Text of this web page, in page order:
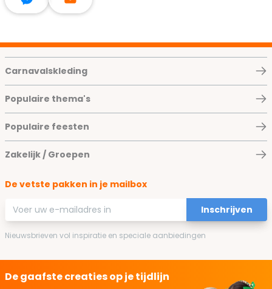
Carnavalskleding
Populaire thema's
Populaire feesten
Zakelijk / Groepen
De vetste pakken in je mailbox
Inschrijven
Nieuwsbrieven vol inspiratie en speciale aanbiedingen
De gaafste creaties op je tijdlijn